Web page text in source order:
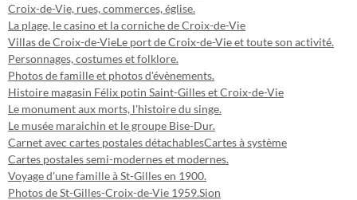
Croix-de-Vie, rues, commerces, église.
La plage, le casino et la corniche de Croix-de-Vie
Villas de Croix-de-VieLe port de Croix-de-Vie et toute son activité.
Personnages, costumes et folklore.
Photos de famille et photos d'évènements.
Histoire magasin Félix potin Saint-Gilles et Croix-de-Vie
Le monument aux morts, l'histoire du singe.
Le musée maraichin et le groupe Bise-Dur.
Carnet avec cartes postales détachablesCartes à système
Cartes postales semi-modernes et modernes.
Voyage d'une famille à St-Gilles en 1900.
Photos de St-Gilles-Croix-de-Vie 1959.Sion